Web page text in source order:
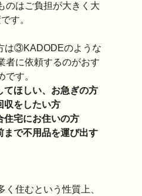
のはご負担が大きく大
す。
は③KADODEのような
者に依頼するのがおす
です。
てほしい、お急ぎの方
収をしたい方
住宅にお住いの方
まで不用品を運び出す
く住むという性質上、